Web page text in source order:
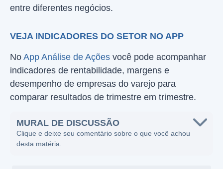
entre diferentes negócios.
VEJA INDICADORES DO SETOR NO APP
No App Análise de Ações você pode acompanhar
indicadores de rentabilidade, margens e
desempenho de empresas do varejo para
comparar resultados de trimestre em trimestre.
MURAL DE DISCUSSÃO
Clique e deixe seu comentário sobre o que você achou
desta matéria.